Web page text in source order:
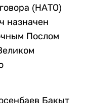
(НАТО)
назначен
Послом
Бакыт